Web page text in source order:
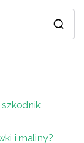
i maliny?